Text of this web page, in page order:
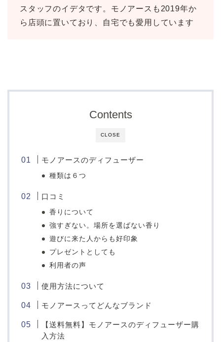
スタッフのイデタです。モノアースも2019年か
ら店頭に置いており、自宅でも愛用しています
CLOSE
Contents
モノアースのディフューザー
種類は６つ
口コミ
香りについて
強すぎない。場所を選ばない香り
遊びに来た人からも好印象
プレゼントとしても
利用者の声
使用方法について
モノアースってどんなブランド
【送料無料】モノアースのディフューザー購
入方法